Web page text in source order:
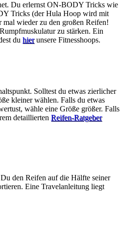
Du erlernst ON-BODY Tricks wie
Tricks (der Hula Hoop wird mit
mal wieder zu den großen Reifen!
zu stärken. Ein
du hierunsere Fitnesshoops.
Solltest du etwas zierlicher
kleiner wählen. Falls du etwas
wähle eine Größe größer. Falls
detaillierten Reifen-Ratgeber
den Reifen auf die Hälfte seiner
Eine Travelanleitung liegt